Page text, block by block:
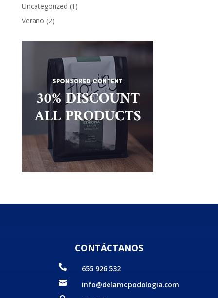
Uncategorized (1)
Verano (2)
CONTÁCTANOS
 655 926 532
 info@delamopodologia.com